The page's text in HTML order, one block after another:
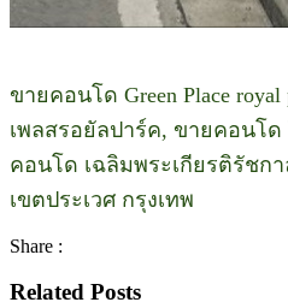
ขายคอนโด Green Place
เพลสรอยัลปาร์ค, ขายคอนโด
คอนโด เฉลิมพระเกียรติรัชก
เขตประเวศ กรุงเทพ
Share :
Related Posts